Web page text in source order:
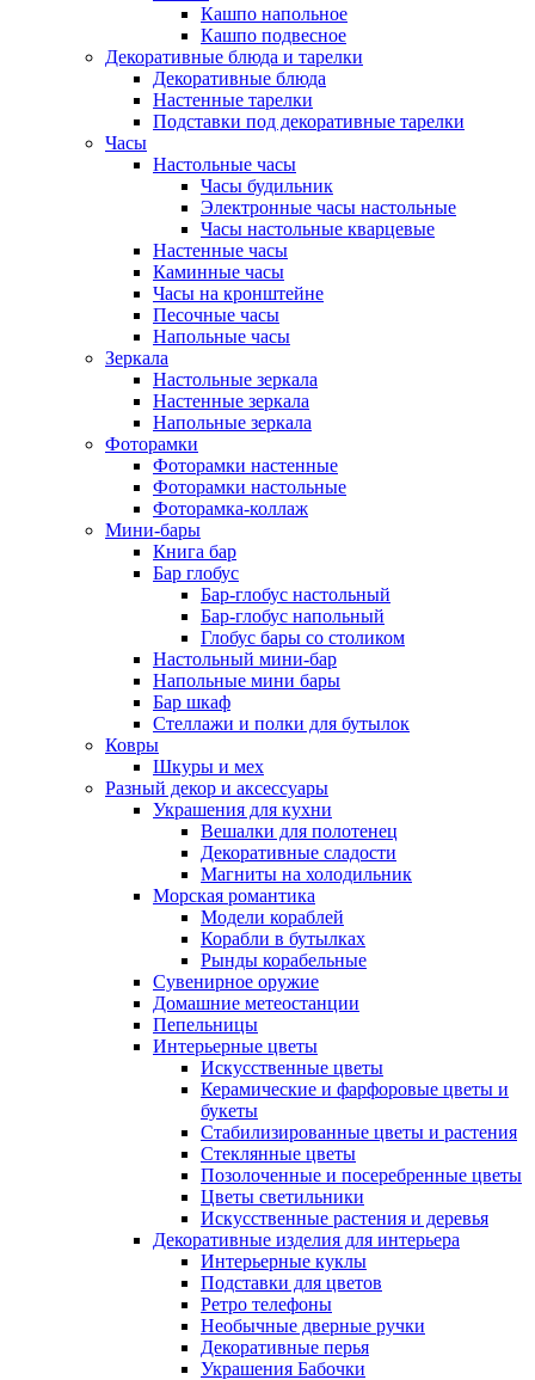
Кашпо напольное
Кашпо подвесное
Декоративные блюда и тарелки
Декоративные блюда
Настенные тарелки
Подставки под декоративные тарелки
Часы
Настольные часы
Часы будильник
Электронные часы настольные
Часы настольные кварцевые
Настенные часы
Каминные часы
Часы на кронштейне
Песочные часы
Напольные часы
Зеркала
Настольные зеркала
Настенные зеркала
Напольные зеркала
Фоторамки
Фоторамки настенные
Фоторамки настольные
Фоторамка-коллаж
Мини-бары
Книга бар
Бар глобус
Бар-глобус настольный
Бар-глобус напольный
Глобус бары со столиком
Настольный мини-бар
Напольные мини бары
Бар шкаф
Стеллажи и полки для бутылок
Ковры
Шкуры и мех
Разный декор и аксессуары
Украшения для кухни
Вешалки для полотенец
Декоративные сладости
Магниты на холодильник
Морская романтика
Модели кораблей
Корабли в бутылках
Рынды корабельные
Сувенирное оружие
Домашние метеостанции
Пепельницы
Интерьерные цветы
Искусственные цветы
Керамические и фарфоровые цветы и
букеты
Стабилизированные цветы и растения
Стеклянные цветы
Позолоченные и посеребренные цветы
Цветы светильники
Искусственные растения и деревья
Декоративные изделия для интерьера
Интерьерные куклы
Подставки для цветов
Ретро телефоны
Необычные дверные ручки
Декоративные перья
Украшения Бабочки